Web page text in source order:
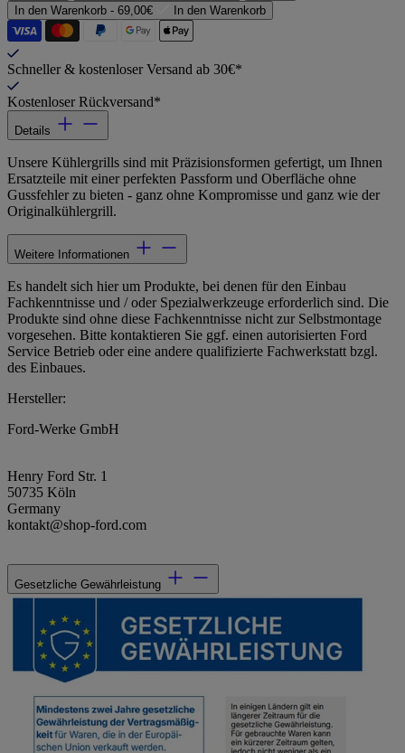
In den Warenkorb - 69,00€ In den Warenkorb
Schneller & kostenloser Versand ab 30€*
Kostenloser Rückversand*
Details
Unsere Kühlergrills sind mit Präzisionsformen gefertigt, um Ihnen
Ersatzteile mit einer perfekten Passform und Oberfläche ohne
Gussfehler zu bieten - ganz ohne Kompromisse und ganz wie der
Originalkühlergrill.
Weitere Informationen
Es handelt sich hier um Produkte, bei denen für den Einbau
Fachkenntnisse und / oder Spezialwerkzeuge erforderlich sind. Die
Produkte sind ohne diese Fachkenntnisse nicht zur Selbstmontage
vorgesehen. Bitte kontaktieren Sie ggf. einen autorisierten Ford
Service Betrieb oder eine andere qualifizierte Fachwerkstatt bzgl.
des Einbaues.
Hersteller:
Ford-Werke GmbH
Henry Ford Str. 1
50735 Köln
Germany
kontakt@shop-ford.com
Gesetzliche Gewährleistung